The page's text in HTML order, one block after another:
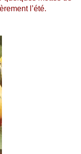
l’été.